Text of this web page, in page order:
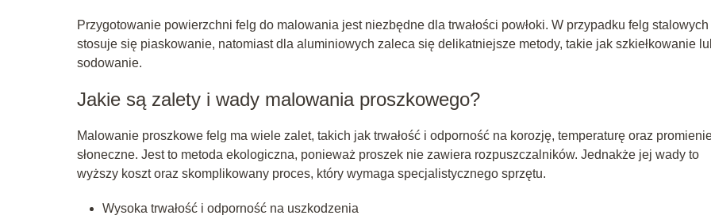
Przygotowanie powierzchni felg do malowania jest niezbędne dla trwałości powłoki. W przypadku felg stalowych
stosuje się piaskowanie, natomiast dla aluminiowych zaleca się delikatniejsze metody, takie jak szkiełkowanie
sodowanie.
Jakie są zalety i wady malowania proszkowego?
Malowanie proszkowe felg ma wiele zalet, takich jak trwałość i odporność na korozję, temperaturę oraz
słoneczne. Jest to metoda ekologiczna, ponieważ proszek nie zawiera rozpuszczalników. Jednakże jej wady to
wyższy koszt oraz skomplikowany proces, który wymaga specjalistycznego sprzętu.
Wysoka trwałość i odporność na uszkodzenia